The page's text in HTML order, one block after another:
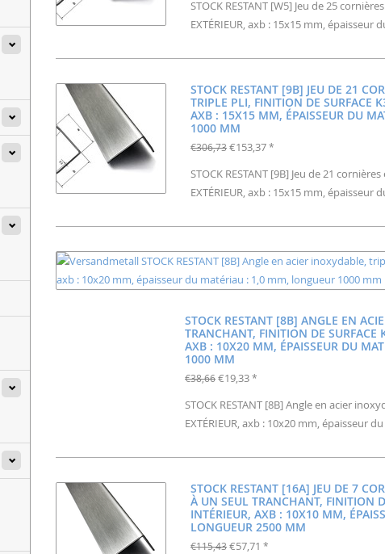
STOCK RESTANT [W5] Jeu de 25
EXTÉRIEUR, axb : 15x15 mm,
STOCK RESTANT [9B] JEU DE 21
TRIPLE PLI, FINITION DE SURFACE
AXB : 15X15 MM, ÉPAISSEUR DU
1000 MM
€306,73 €153,37 *
STOCK RESTANT [9B] Jeu de 21
EXTÉRIEUR, axb : 15x15 mm,
STOCK RESTANT [8B] ANGLE EN
TRANCHANT, FINITION DE SURFACE
AXB : 10X20 MM, ÉPAISSEUR DU
1000 MM
€38,66 €19,33 *
STOCK RESTANT [8B] Angle en acier
EXTÉRIEUR, axb : 10x20 mm, épaisseur
STOCK RESTANT [16A] JEU DE 7
À UN SEUL TRANCHANT, FINITION
INTÉRIEUR, AXB : 10X10 MM,
LONGUEUR 2500 MM
€115,43 €57,71 *